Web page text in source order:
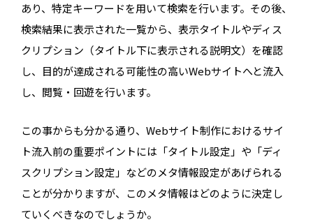
あり、特定キーワードを用いて検索を行います。その後、
検索結果に表示された一覧から、表示タイトルやディス
クリプション（タイトル下に表示される説明文）を確認
し、目的が達成される可能性の高いWebサイトへと流入
し、閲覧・回遊を行います。
この事からも分かる通り、Webサイト制作におけるサイ
ト流入前の重要ポイントには「タイトル設定」や「ディ
スクリプション設定」などのメタ情報設定があげられる
ことが分かりますが、このメタ情報はどのように決定し
ていくべきなのでしょうか。